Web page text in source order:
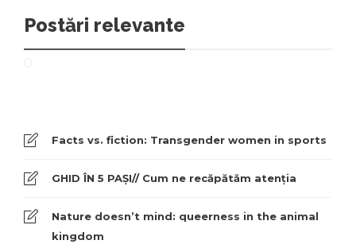
Postări relevante
Facts vs. fiction: Transgender women in sports
GHID ÎN 5 PAȘI// Cum ne recăpătăm atenția
Nature doesn’t mind: queerness in the animal
kingdom